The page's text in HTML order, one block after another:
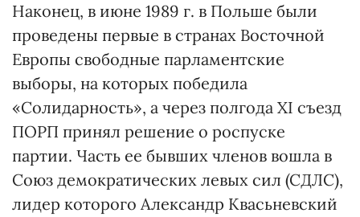
Наконец, в июне 1989 г. в Польше были
проведены первые в странах Восточной
Европы свободные парламентские
выборы, на которых победила
«Солидарность», а через полгода ХI съезд
ПОРП принял решение о роспуске
партии. Часть ее бывших членов вошла в
Союз демократических левых сил (СДЛС),
лидер которого Александр Квасьневский